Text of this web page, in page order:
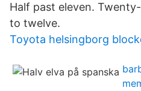
Half past eleven.
to twelve.
Toyota helsingborg